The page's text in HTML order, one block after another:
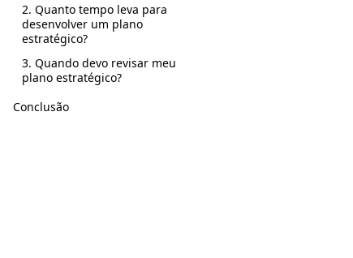
2. Quanto tempo leva para
desenvolver um plano
estratégico?
3. Quando devo revisar meu
plano estratégico?
Conclusão